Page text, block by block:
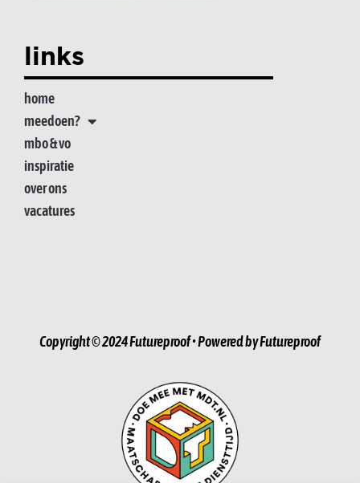
links
home
meedoen?
mbo & vo
inspiratie
over ons
vacatures
Copyright © 2024 Futureproof • Powered by Futureproof